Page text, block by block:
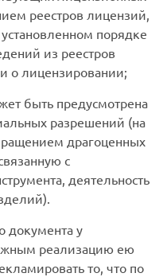
реестров лицензий,
порядке
из реестров
о лицензировании;
быть предусмотрена
разрешений (на
драгоценных
с
деятельность
документа у
реализацию ею
то, что по